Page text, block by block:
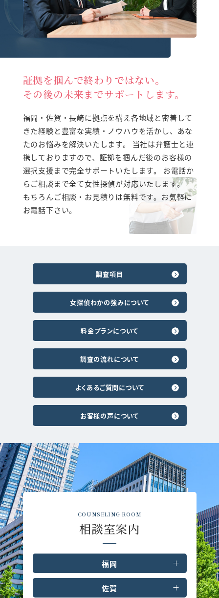
証拠を掴んで終わりではない。
その後の未来までサポートします。
福岡・佐賀・長崎に拠点を構え各地域と密着して
きた経験と豊富な実績・ノウハウを活かし、あな
たのお悩みを解決いたします。
当社は弁護士と連
携しておりますので、証拠を掴んだ後のお客様の
選択支援まで完全サポートいたします。
お電話か
らご相談まで全て女性探偵が対応いたします。
もちろんご相談・お見積りは無料です。お気軽に
お電話下さい。
調査項目
女探偵わかの強みについて
料金プランについて
調査の流れについて
よくあるご質問について
お客様の声について
COUNSELING ROOM
相談室案内
福岡
佐賀